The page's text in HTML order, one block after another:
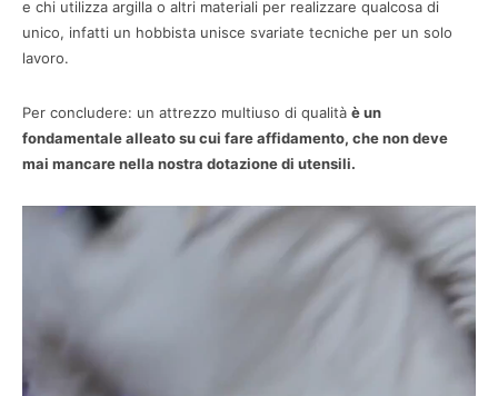
e chi utilizza argilla o altri materiali per realizzare qualcosa di
unico, infatti un hobbista unisce svariate tecniche per un solo
lavoro.
Per concludere: un attrezzo multiuso di qualità è un
fondamentale alleato su cui fare affidamento, che non deve
mai mancare nella nostra dotazione di utensili.